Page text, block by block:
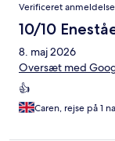
Verificeret anmeldelse
10/10
8. maj 2026
Oversæt med
👍
Caren, rejse på 1